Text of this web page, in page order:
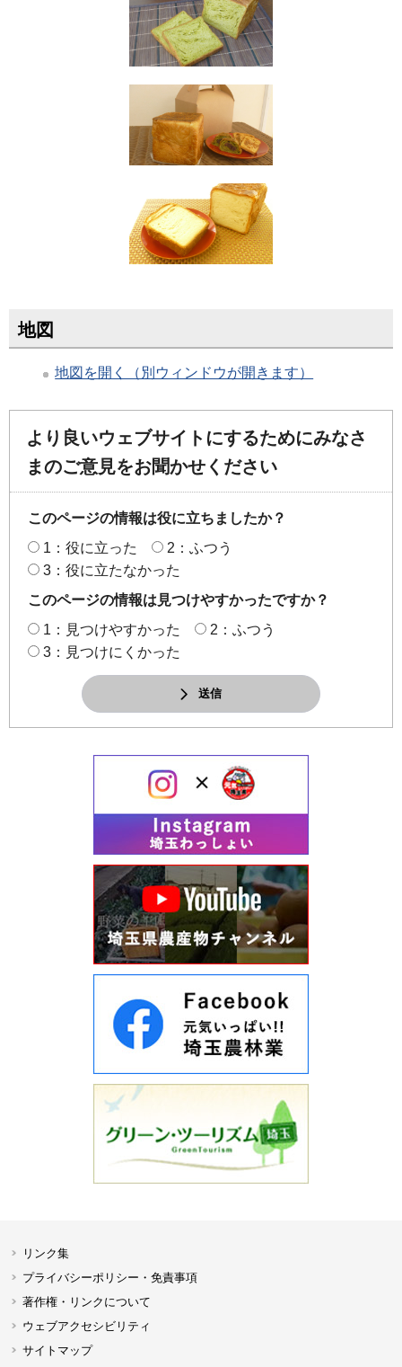
地図
地図を開く（別ウィンドウが開きます）
より良いウェブサイトにするためにみなさ
まのご意見をお聞かせください
このページの情報は役に立ちましたか？
1：役に立った
2：ふつう
3：役に立たなかった
このページの情報は見つけやすかったですか？
1：見つけやすかった
2：ふつう
3：見つけにくかった
送信
リンク集
プライバシーポリシー・免責事項
著作権・リンクについて
ウェブアクセシビリティ
サイトマップ